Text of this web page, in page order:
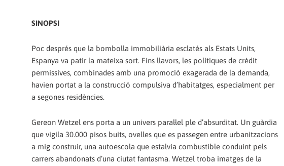
SINOPSI
Poc després que la bombolla immobiliària esclatés als Estats Units,
Espanya va patir la mateixa sort. Fins llavors, les polítiques de crèdit
permissives, combinades amb una promoció exagerada de la demanda,
havien portat a la construcció compulsiva d’habitatges, especialment per
a segones residències.
Gereon Wetzel ens porta a un univers paral·lel ple d’absurditat. Un guàrdia
que vigila 30.000 pisos buits, ovelles que es passegen entre urbanitzacions
a mig construir, una autoescola que estalvia combustible conduint pels
carrers abandonats d’una ciutat fantasma. Wetzel troba imatges de la